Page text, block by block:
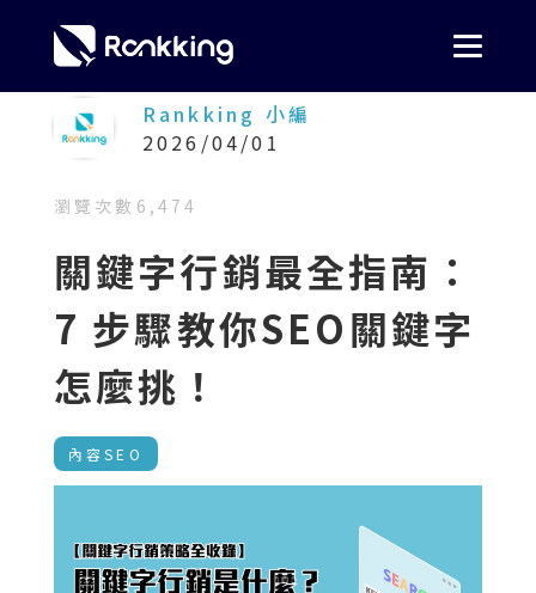
Rankking 小編
2026/04/01
瀏覽次數 6,474
關鍵字行銷最全指南：
7 步驟教你SEO關鍵字
怎麼挑！
內容SEO